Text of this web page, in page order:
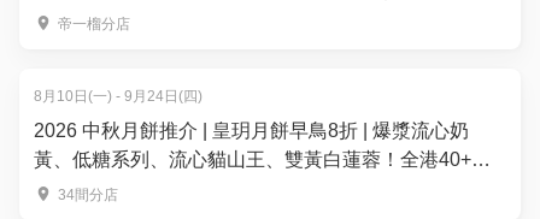
2026帝一榴分店
8月10日(一) - 9月24日(四)
2026 中秋月餅推介 | 皇玥月餅早鳥8折 | 爆漿流心奶
黃、低糖系列、流心貓山王、雙黃白蓮蓉！全港40+換
領點34間分店